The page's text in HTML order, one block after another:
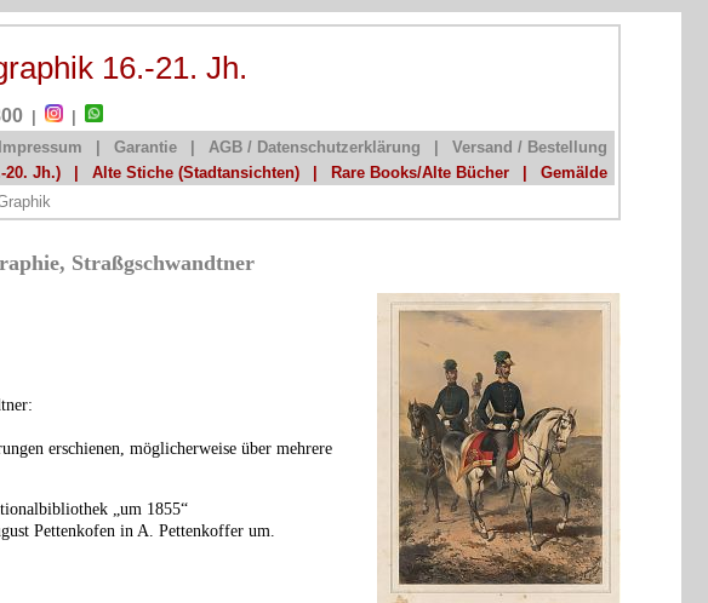
16.-21. Jh.
Impressum
Garantie AGB / Datenschutzerklärung
Versand / Bestellung
20. Jh.) Alte Stiche (Stadtansichten) Rare Books/Alte Bücher
Gemälde
Straßgschwandtner
erschienen, möglicherweise über mehrere
„um 1855“
Pettenkofen in A. Pettenkoffer um.